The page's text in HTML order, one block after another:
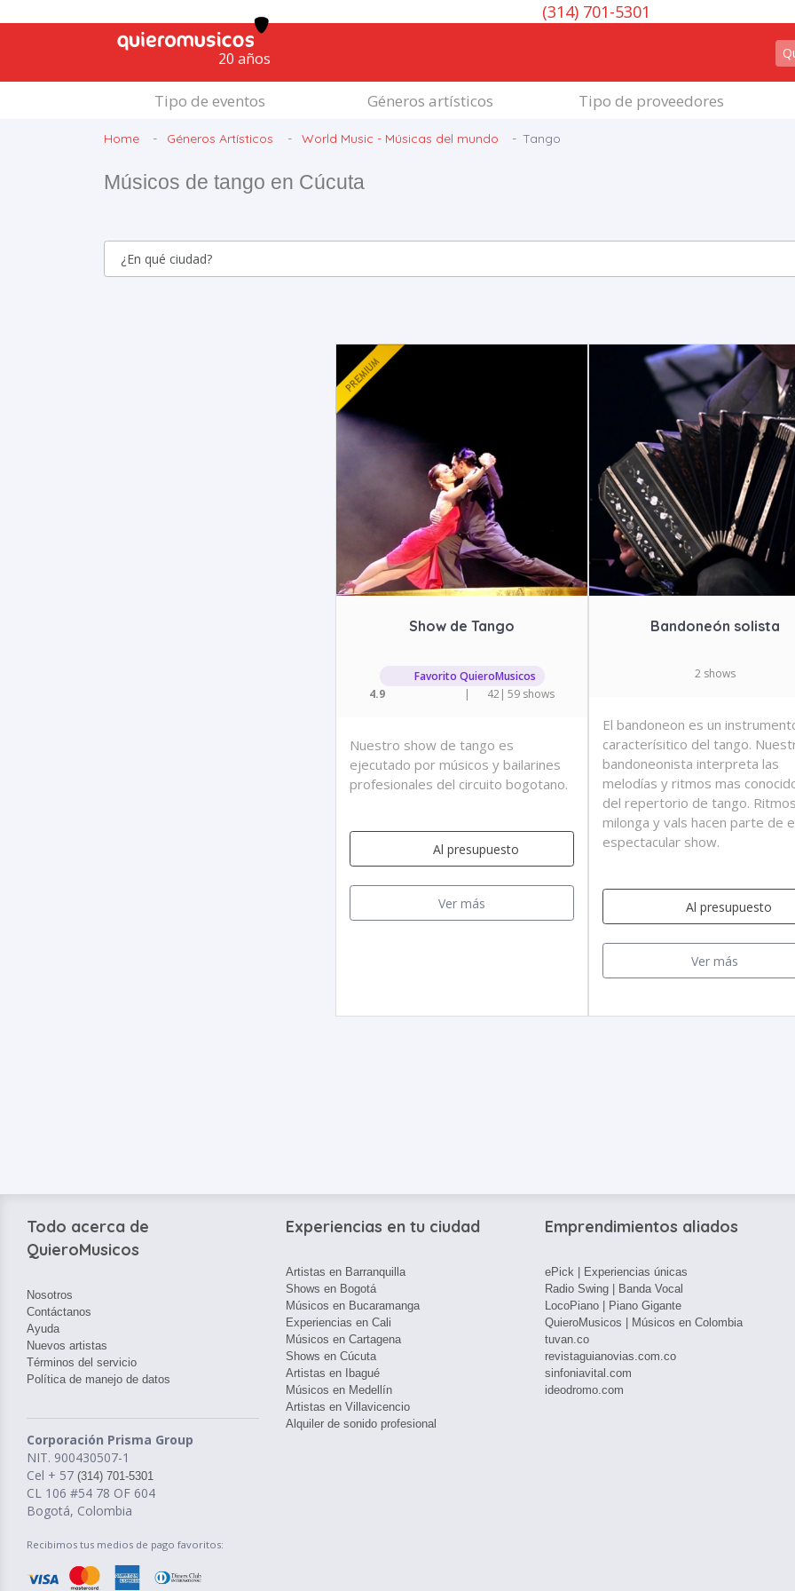
(314) 701-5301
20 años
Tipo de eventos Géneros artísticos Tipo de proveedores
Home Géneros Artísticos World Music - Músicas del mundo Tango
Músicos de tango en Cúcuta
Show de Tango
Favorito QuieroMusicos
4.9
| 42| 59 shows
Nuestro show de tango es
ejecutado por músicos y bailarines
profesionales del circuito bogotano.
Al presupuesto
Ver más
Bandoneón solista
2 shows
El bandoneon es un
caracterísitico del tango.
bandoneonista interpreta las
melodías y ritmos mas
del repertorio de tango.
milonga y vals hacen parte de
espectacular show.
Al presupuesto
Ver más
Todo acerca de
QuieroMusicos
Nosotros
Contáctanos
Ayuda
Nuevos artistas
Términos del servicio
Política de manejo de datos
Corporación Prisma Group
NIT. 900430507-1
Cel + 57 (314) 701-5301
CL 106 #54 78 OF 604
Bogotá, Colombia
Recibimos tus medios de pago favoritos:
Experiencias en tu ciudad
Artistas en Barranquilla
Shows en Bogotá
Músicos en Bucaramanga
Experiencias en Cali
Músicos en Cartagena
Shows en Cúcuta
Artistas en Ibagué
Músicos en Medellín
Artistas en Villavicencio
Alquiler de sonido profesional
Emprendimientos aliados
ePick | Experiencias únicas
Radio Swing | Banda Vocal
LocoPiano | Piano Gigante
QuieroMusicos | Músicos en Colombia
tuvan.co
revistaguianovias.com.co
sinfoniavital.com
ideodromo.com